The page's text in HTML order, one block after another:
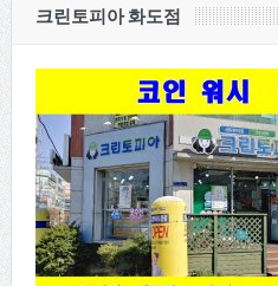
크린토피아 화도점